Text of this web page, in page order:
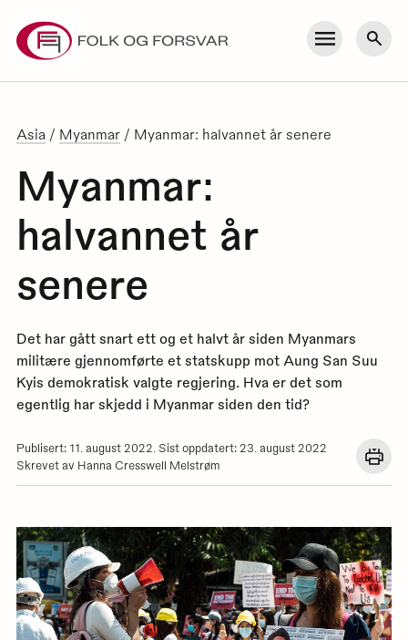
content
Meny Søk
Asia / Myanmar/ Myanmar: halvannet år senere
Myanmar:
halvannet år
senere
Det har gått snart ett og et halvt år siden Myanmars
militære gjennomførte et statskupp mot Aung San Suu
Kyis demokratisk valgte regjering. Hva er det som
egentlig har skjedd i Myanmar siden den tid?
Publisert: 11. august 2022. Sist oppdatert: 23. august 2022
Skrevet av Hanna Cresswell Melstrøm
Åpne
en
for